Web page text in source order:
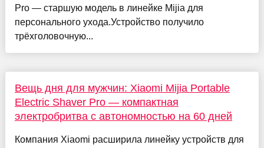
Pro — старшую модель в линейке Mijia для
персонального ухода.Устройство получило
трёхголовочную...
Вещь дня для мужчин: Xiaomi Mijia Portable
Electric Shaver Pro — компактная
электробритва с автономностью на 60 дней
Компания Xiaomi расширила линейку устройств для